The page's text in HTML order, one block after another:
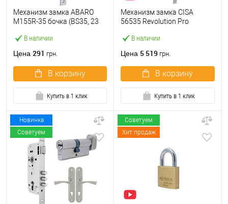
В наличии
Механизм замка ABARO
M155R-35 бочка (BS35, 23
Цена 291 грн.
В корзину
Купить в 1 клик
В наличии
Механизм замка CISA
56535 Revolution Pro
блокировкой (BS67,5*85мм)
Цена 5 519 грн.
В корзину
Купить в 1 клик
Новинка
Советуем
Советуем
Хит продаж